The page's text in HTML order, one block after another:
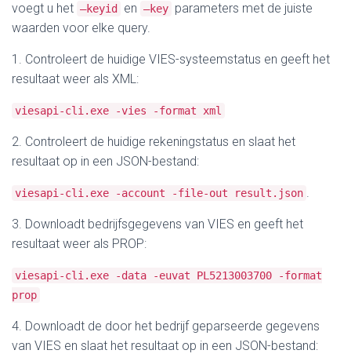
voegt u het –keyid en –key parameters met de juiste
waarden voor elke query.
1. Controleert de huidige VIES-systeemstatus en geeft het
resultaat weer als XML:
viesapi-cli.exe -vies -format xml
2. Controleert de huidige rekeningstatus en slaat het
resultaat op in een JSON-bestand:
viesapi-cli.exe -account -file-out result.json .
3. Downloadt bedrijfsgegevens van VIES en geeft het
resultaat weer als PROP:
viesapi-cli.exe -data -euvat PL5213003700 -format
prop
4. Downloadt de door het bedrijf geparseerde gegevens
van VIES en slaat het resultaat op in een JSON-bestand: